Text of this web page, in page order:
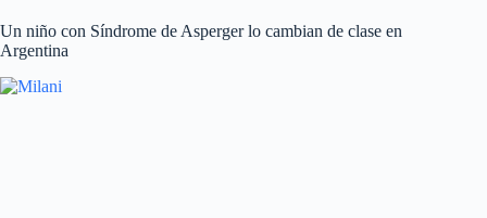
Un niño con Síndrome de Asperger lo cambian de clase en
Argentina